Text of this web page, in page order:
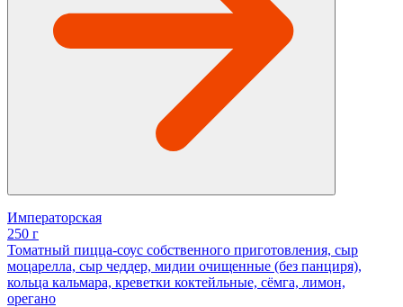
Императорская
250 г
Томатный пицца-соус собственного приготовления, сыр
моцарелла, сыр чеддер, мидии очищенные (без панциря),
кольца кальмара, креветки коктейльные, сёмга, лимон,
орегано